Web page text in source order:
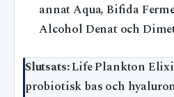
annat Aqua, Bifida
Alcohol Denat och
Slutsats:Life Plankton
probiotisk bas och